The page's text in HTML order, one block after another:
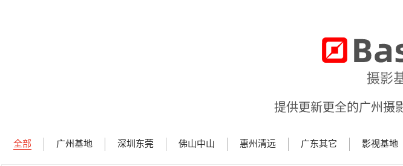
摄影
提供更新更全的广州摄
全部 广州基地 深圳东莞 佛山中山 惠州清远 广东其它 影视基地